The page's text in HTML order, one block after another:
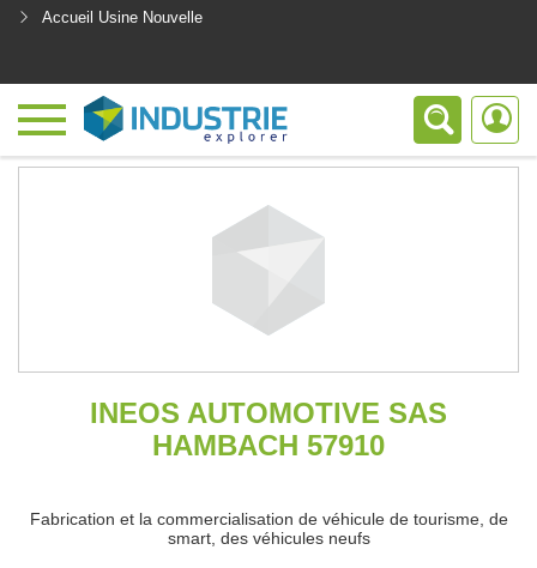
Accueil Usine Nouvelle
INEOS AUTOMOTIVE SAS
HAMBACH 57910
Fabrication et la commercialisation de véhicule de tourisme, de
smart, des véhicules neufs